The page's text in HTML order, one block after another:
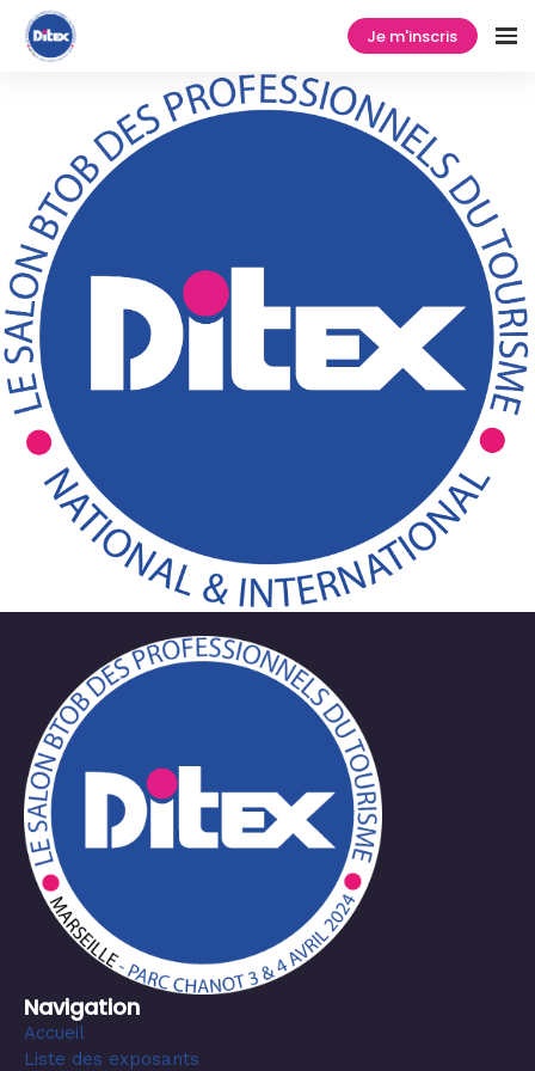
Je m'inscris
Navigation
Accueil
Liste des exposants